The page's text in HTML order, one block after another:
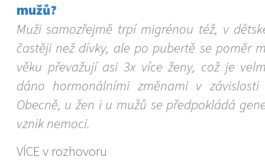
mužů?
Muži samozřejmě trpí migrénou též, v
častěji než dívky, ale po pubertě se poměr
věku převažují asi 3x více ženy, což je
dáno hormonálními změnami v
Obecně, u žen i u mužů se předpokládá
vznik nemoci.
VÍCE v rozhovoru